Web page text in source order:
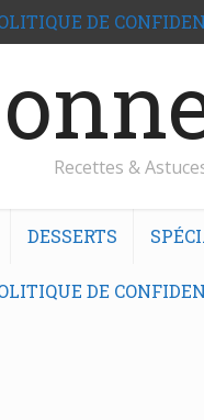
Recettes &
DESSERTS
DE
DE